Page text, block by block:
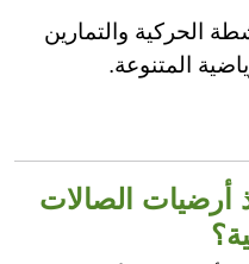
الحركية والتمارين
المتنوعة.
أرضيات الصالات